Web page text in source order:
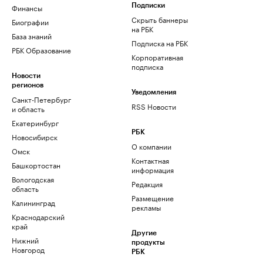
Финансы
Биографии
База знаний
РБК Образование
Новости
регионов
Санкт-Петербург
и область
Екатеринбург
Новосибирск
Омск
Башкортостан
Вологодская
область
Калининград
Краснодарский
край
Нижний
Новгород
Подписки
Скрыть баннеры
на РБК
Подписка на РБК
Корпоративная
подписка
Уведомления
RSS Новости
РБК
О компании
Контактная
информация
Редакция
Размещение
рекламы
Другие
продукты
РБК